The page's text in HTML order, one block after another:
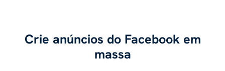
Crie anúncios do Facebook em
massa